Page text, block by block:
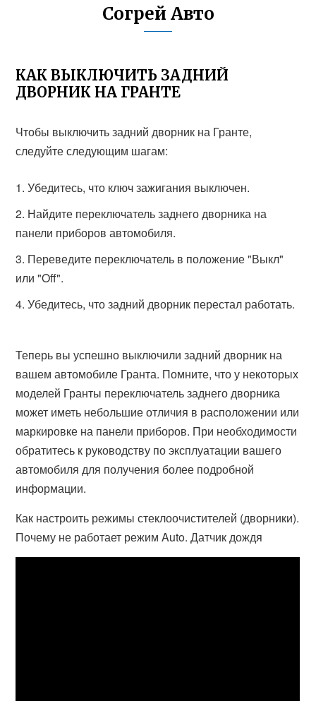
Согрей Авто
КАК ВЫКЛЮЧИТЬ ЗАДНИЙ
ДВОРНИК НА ГРАНТЕ
Чтобы выключить задний дворник на Гранте,
следуйте следующим шагам:
Убедитесь, что ключ зажигания выключен.
Найдите переключатель заднего дворника на
панели приборов автомобиля.
Переведите переключатель в положение "Выкл"
или "Off".
Убедитесь, что задний дворник перестал работать.
Теперь вы успешно выключили задний дворник на
вашем автомобиле Гранта. Помните, что у некоторых
моделей Гранты переключатель заднего дворника
может иметь небольшие отличия в расположении или
маркировке на панели приборов. При необходимости
обратитесь к руководству по эксплуатации вашего
автомобиля для получения более подробной
информации.
Как настроить режимы стеклоочистителей (дворники).
Почему не работает режим Auto. Датчик дождя